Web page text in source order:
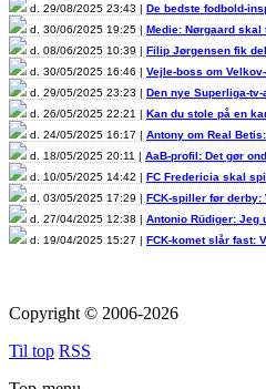
d. 29/08/2025 23:43 | De bedste fodbold-
d. 30/06/2025 19:25 | Medie: Nørgaard
d. 08/06/2025 10:39 | Filip Jørgensen fik
d. 30/05/2025 16:46 | Vejle-boss om
d. 29/05/2025 23:23 | Den nye Superliga-
d. 26/05/2025 22:21 | Kan du stole på en
d. 24/05/2025 16:17 | Antony om Real
d. 18/05/2025 20:11 | AaB-profil: Det gør
d. 10/05/2025 14:42 | FC Fredericia skal
d. 03/05/2025 17:29 | FCK-spiller før derby:
d. 27/04/2025 12:38 | Antonio Rüdiger: Jeg
d. 19/04/2025 15:27 | FCK-komet slår fast:
Copyright © 2006-2026
Til top RSS